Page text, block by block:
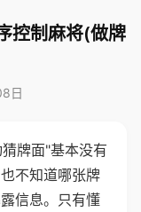
控制麻将(做牌
日
牌面"基本没有
不知道哪张牌
信息。只有懂